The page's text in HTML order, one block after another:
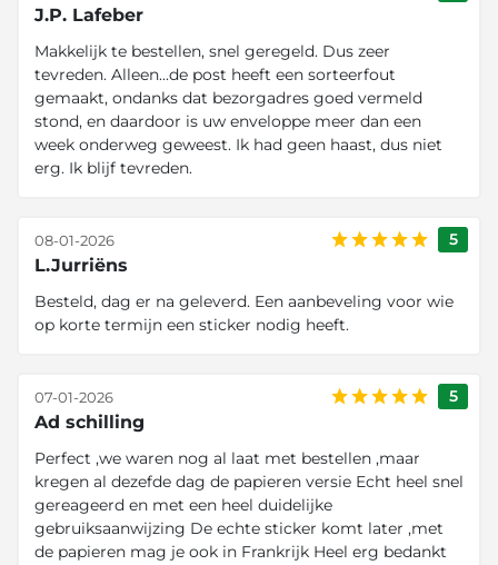
J.P. Lafeber
Makkelijk te bestellen, snel geregeld. Dus zeer
tevreden. Alleen...de post heeft een sorteerfout
gemaakt, ondanks dat bezorgadres goed vermeld
stond, en daardoor is uw enveloppe meer dan een
week onderweg geweest. Ik had geen haast, dus niet
erg. Ik blijf tevreden.
5
L.Jurriëns
08-01-2026
Besteld, dag er na geleverd. Een aanbeveling voor wie
op korte termijn een sticker nodig heeft.
5
Ad schilling
07-01-2026
Perfect ,we waren nog al laat met bestellen ,maar
kregen al dezefde dag de papieren versie Echt heel snel
gereageerd en met een heel duidelijke
gebruiksaanwijzing De echte sticker komt later ,met
de papieren mag je ook in Frankrijk Heel erg bedankt